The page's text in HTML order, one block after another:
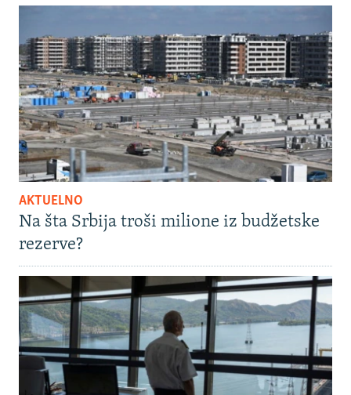
AKTUELNO
Na šta Srbija troši milione iz budžetske
rezerve?